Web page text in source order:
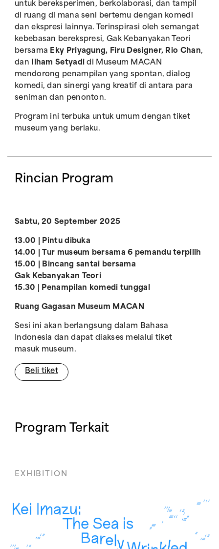
untuk bereksperimen, berkolaborasi, dan tampil
di ruang di mana seni bertemu dengan komedi
dan ekspresi lainnya. Terinspirasi oleh semangat
kebebasan berekspresi, Gak Kebanyakan Teori
bersama Eky Priyagung, Firu Designer, Rio Chan,
dan Ilham Setyadi di Museum MACAN
mendorong penampilan yang spontan, dialog
komedi, dan sinergi yang kreatif di antara para
seniman dan penonton.
Program ini terbuka untuk umum dengan tiket
museum yang berlaku.
Rincian Program
Sabtu, 20 September 2025
13.00 | Pintu dibuka
14.00 | Tur museum bersama 6 pemandu terpilih
15.00 | Bincang santai bersama
Gak Kebanyakan Teori
15.30 | Penampilan komedi tunggal
Ruang Gagasan Museum MACAN
Sesi ini akan berlangsung dalam Bahasa
Indonesia dan dapat diakses melalui tiket
masuk museum.
Beli tiket
Program Terkait
EXHIBITION